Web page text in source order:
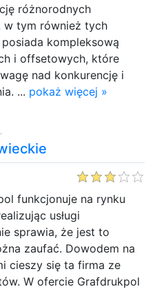
różnorodnych
tym również tych
kompleksową
i offsetowych, które
nad konkurencję i
... pokaż więcej »
funkcjonuje na rynku
usługi
sprawia, że jest to
zaufać. Dowodem na
cieszy się ta firma ze
W ofercie Grafdrukpol